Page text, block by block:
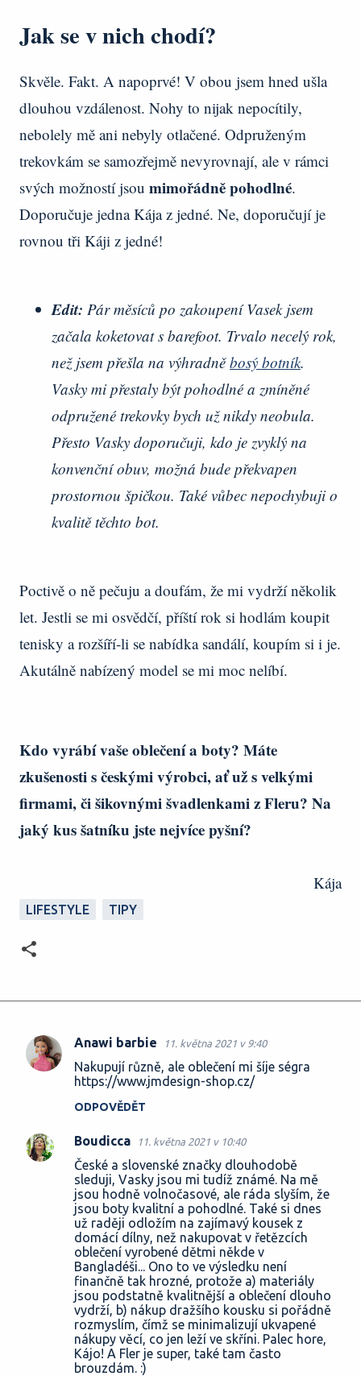
Jak se v nich chodí?
Skvěle. Fakt. A napoprvé! V obou jsem hned ušla
dlouhou vzdálenost. Nohy to nijak nepocítily,
nebolely mě ani nebyly otlačené. Odpruženým
trekovkám se samozřejmě nevyrovnají, ale v rámci
svých možností jsou mimořádně pohodlné.
Doporučuje jedna Kája z jedné. Ne, doporučují je
rovnou tři Káji z jedné!
Edit: Pár měsíců po zakoupení Vasek jsem
začala koketovat s barefoot. Trvalo necelý rok,
než jsem přešla na výhradněbosý botník.
Vasky mi přestaly být pohodlné a zmíněné
odpružené trekovky bych už nikdy neobula.
Přesto Vasky doporučuji, kdo je zvyklý na
konvenční obuv, možná bude překvapen
prostornou špičkou. Také vůbec nepochybuji o
kvalitě těchto bot.
Poctivě o ně pečuju a doufám, že mi vydrží několik
let. Jestli se mi osvědčí, příští rok si hodlám koupit
tenisky a rozšíří-li se nabídka sandálí, koupím si i je.
Akutálně nabízený model se mi moc nelíbí.
Kdo vyrábí vaše oblečení a boty? Máte
zkušenosti s českými výrobci, ať už s velkými
firmami, či šikovnými švadlenkami z Fleru? Na
jaký kus šatníku jste nejvíce pyšní?
Kája
LIFESTYLE TIPY
K
n
Anawi barbie 11. května 2021 v 9:40
Nakupují různě, ale oblečení mi šíje ségra
https://www.jmdesign-shop.cz/
ODPOVĚDĚT
Boudicca 11. května 2021 v 10:40
České a slovenské značky dlouhodobě
sleduji, Vasky jsou mi tudíž známé. Na mě
jsou hodně volnočasové, ale ráda slyším, že
jsou boty kvalitní a pohodlné. Také si dnes
už raději odložím na zajímavý kousek z
domácí dílny, než nakupovat v řetězcích
oblečení vyrobené dětmi někde v
Bangladéši... Ono to ve výsledku není
finančně tak hrozné, protože a) materiály
jsou podstatně kvalitnější a oblečení dlouho
vydrží, b) nákup dražšího kousku si pořádně
rozmyslím, čímž se minimalizují ukvapené
nákupy věcí, co jen leží ve skříni. Palec hore,
Kájo! A Fler je super, také tam často
brouzdám. :)